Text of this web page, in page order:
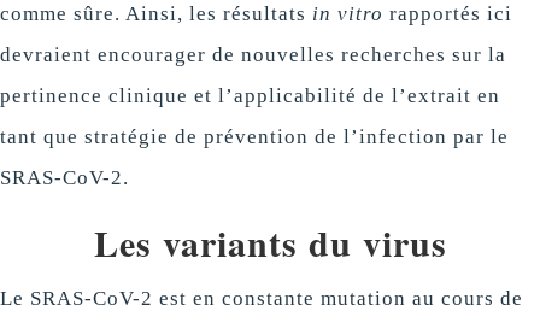
comme sûre. Ainsi, les résultats in vitro rapportés ici
devraient encourager de nouvelles recherches sur la
pertinence clinique et l’applicabilité de l’extrait en
tant que stratégie de prévention de l’infection par le
SRAS-CoV-2.
Les variants du virus
Le SRAS-CoV-2 est en constante mutation au cours de